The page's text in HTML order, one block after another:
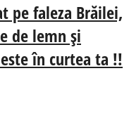
pe faleza Brăilei,
de lemn și
în curtea ta !!